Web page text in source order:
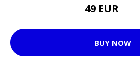
49 EUR
BUY NOW